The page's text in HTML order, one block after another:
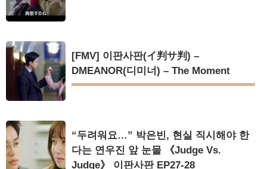
[FMV] 이판사판(イ判サ判) –
DMEANOR(디미너) – The Moment
“두려워요…” 박은빈, 현실 직시해야 한
다는 연우진 앞 눈물 《Judge Vs.
Judge》 이판사판 EP27-28